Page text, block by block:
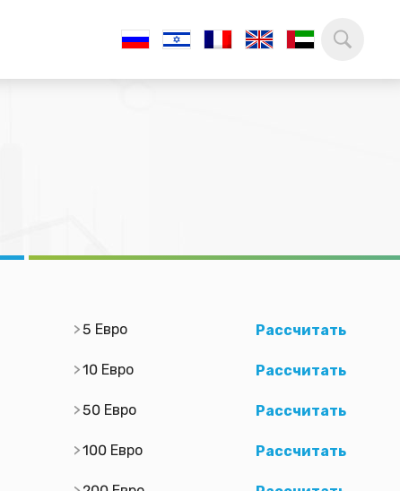
5 Евро Рассчитать
10 Евро Рассчитать
50 Евро Рассчитать
100 Евро Рассчитать